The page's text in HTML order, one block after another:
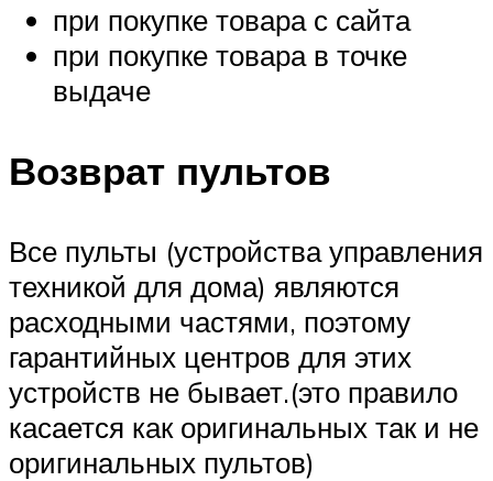
при покупке товара с сайта
при покупке товара в точке
выдаче
Возврат пультов
Все пульты (устройства управления
техникой для дома) являются
расходными частями, поэтому
гарантийных центров для этих
устройств не бывает.(это правило
касается как оригинальных так и не
оригинальных пультов)